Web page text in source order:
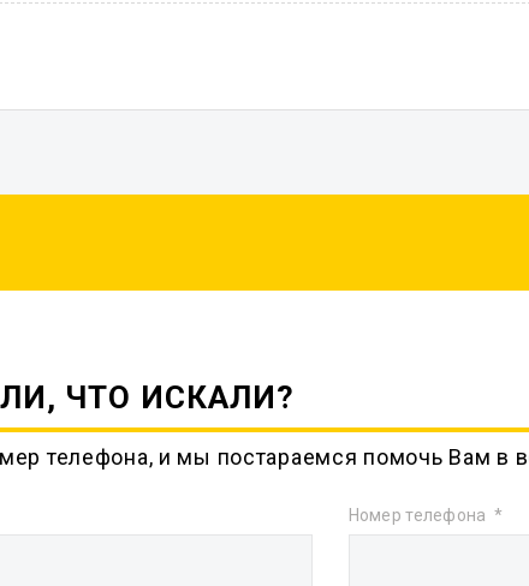
ЧТО ИСКАЛИ?
телефона, и мы постараемся помочь Вам в
Номер телефона